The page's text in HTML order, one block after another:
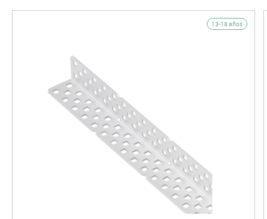
13-18 años